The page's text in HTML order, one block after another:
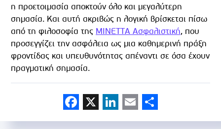
η προετοιμασία αποκτούν όλο και μεγαλύτερη
σημασία. Και αυτή ακριβώς η λογική βρίσκεται πίσω
από τη φιλοσοφία της ΜΙΝΕΤΤΑ Ασφαλιστική, που
προσεγγίζει την ασφάλεια ως μια καθημερινή πράξη
φροντίδας και υπευθυνότητας απέναντι σε όσα έχουν
πραγματική σημασία.
Facebook
X LinkedIn
EmailShare